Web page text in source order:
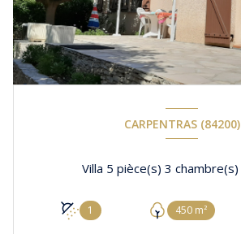
CARPENTRAS (84200)
1 450 m²